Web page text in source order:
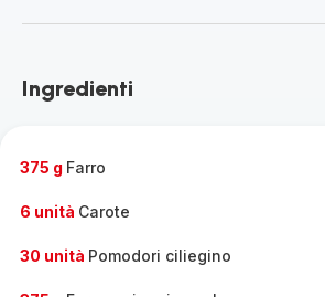
dettagli
la
Ingredienti
375 g Farro
6 unità Carote
30 unità Pomodori ciliegino